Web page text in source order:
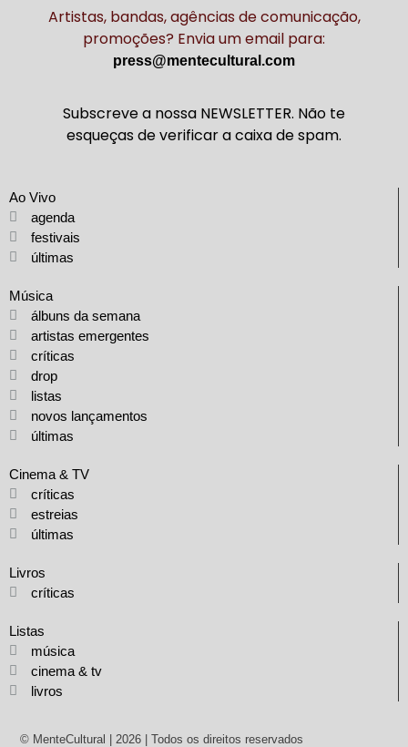
Artistas, bandas, agências de comunicação,
promoções? Envia um email para:
press@mentecultural.com
Subscreve a nossa NEWSLETTER. Não te
esqueças de verificar a caixa de spam.
Ao Vivo
agenda
festivais
últimas
Música
álbuns da semana
artistas emergentes
críticas
drop
listas
novos lançamentos
últimas
Cinema & TV
críticas
estreias
últimas
Livros
críticas
Listas
música
cinema & tv
livros
© MenteCultural | 2026 | Todos os direitos reservados